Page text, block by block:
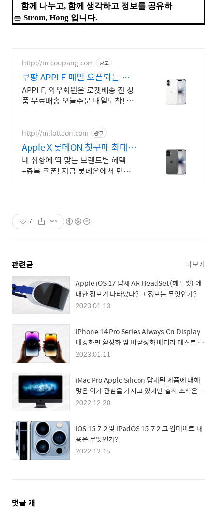
함께 나누고, 함께 생각하고 정보를 공유하
는 Strom, Hong 입니다.
http://m.coupang.com 광고
쿠팡 APPLE 매일 오픈되는 와
우회원 특가
APPLE, 와우회원은 로켓배송 전 상
품 무료배송 오늘주문 내일도착! 꼭
http://m.lotteon.com 광고
Apple X 롯데ON 첫구매 최대 5
천원 혜택!
내 취향에 딱 맞는 브랜드별 혜택
+중복 쿠폰! 지금 롯데온에서 만나
7
관련글 더보기
Apple iOS 17 탑재 AR HeadSet (헤드셋) 에
대한 정보가 나타났다? 그 정보는 무엇인가?
2023.01.13
iPhone 14 Pro Series Always On Display
배경화면 활성화 및 비활성화 배터리 테스트 비
교 정보 등장
2023.01.11
iMac Pro Apple Silicon 탑재된 제품에 대해
많은 이가 관심을 가지고 있지만 출시 소식은 어
떻게?
2022.12.20
iOS 15.7.2 및 iPadOS 15.7.2 그 업데이트 내
용은 무엇인가?
2022.12.15
댓
댓글 개